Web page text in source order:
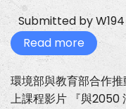
Submitted byW194
Read more about
高
氣
候
變
環境部與教育部合作
上課程影片 『與2050